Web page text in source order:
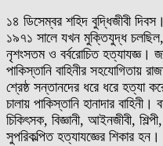
১৪ ডিসেম্বর শহিদ বুদ্ধিজীবী
১৯৭১ সালে যখন মুক্তিযুদ্ধ চলছিল,
নৃশংসতম ও বর্বরোচিত হত্যাযজ্ঞ।
পাকিস্তানি বাহিনীর সহযোগিতায়
শ্রেষ্ঠ সন্তানদের ধরে ধরে হত্যা
চালায় পাকিস্তানি হানাদার বাহিনী।
চিকিৎসক, বিজ্ঞানী, আইনজীবী,
সুপরিকল্পিত হত্যাযজ্ঞের শিকার হন।